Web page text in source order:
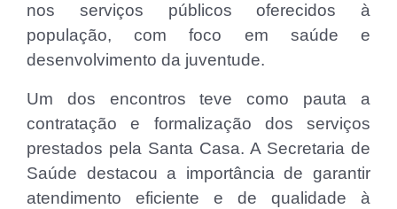
nos serviços públicos oferecidos à
população, com foco em saúde e
desenvolvimento da juventude.
Um dos encontros teve como pauta a
contratação e formalização dos serviços
prestados pela Santa Casa. A Secretaria de
Saúde destacou a importância de garantir
atendimento eficiente e de qualidade à